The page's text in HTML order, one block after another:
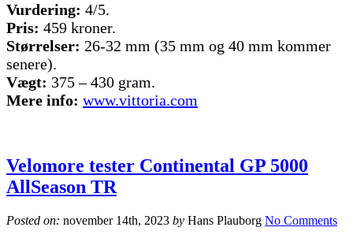
Vurdering: 4/5.
Pris: 459 kroner.
Størrelser: 26-32 mm (35 mm og 40 mm kommer
senere).
Vægt: 375 – 430 gram.
Mere info: www.vittoria.com
Velomore tester Continental GP 5000
AllSeason TR
Posted on: november 14th, 2023 by Hans Plauborg No Comments